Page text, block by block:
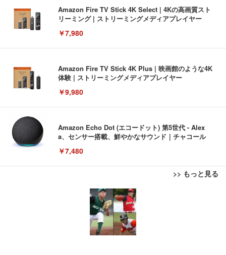
Amazon Fire TV Stick 4K Select | 4Kの高画質スト
リーミング | ストリーミングメディアプレイヤー
￥7,980
Amazon Fire TV Stick 4K Plus | 映画館のような4K
体験 | ストリーミングメディアプレイヤー
￥9,980
Amazon Echo Dot (エコードット) 第5世代 - Alex
a、センサー搭載、鮮やかなサウンド｜チャコール
￥7,480
>> もっと見る
[EdoErgo] オフィスチェア 椅子 テレワーク 疲れな
い 跳ね上げ式アームレスト コンパクト 約105度ロッ
キング pc 事務椅子 360度回転 座面昇降 強化ナイロ
ン樹脂ベース 通気性メッシュ 在宅ワーク H-WY01
(黒網+黒枠+黒足)
EIZO ビジネス向けプレミアムモニター | FlexScan
EV3240X-WT | 31.5型4K UHD・USB Type-C・ホワ
￥105,595
Amazonベーシック ペットシーツ 薄型 レギュラー 1
回使い捨て 無香料 ホワイト 300枚